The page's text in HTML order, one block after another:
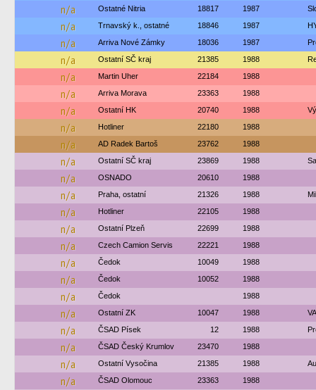
n/a Ostatné Nitria 18817 1987
n/a Trnavský k., ostatné 18846 1987
n/a Arriva Nové Zámky 18036 1987
n/a Ostatní SČ kraj 21385 1988
n/a Martin Uher 22184 1988
n/a Arriva Morava 23363 1988
n/a Ostatní HK 20740 1988
n/a Hotliner 22180 1988
n/a AD Radek Bartoš 23762 1988
n/a Ostatní SČ kraj 23869 1988
n/a OSNADO 20610 1988
n/a Praha, ostatní 21326 1988
n/a Hotliner 22105 1988
n/a Ostatní Plzeň 22699 1988
n/a Czech Camion Servis 22221 1988
n/a Čedok 10049 1988
n/a Čedok 10052 1988
n/a Čedok 1988
n/a Ostatní ZK 10047 1988
n/a ČSAD Písek 12 1988
n/a ČSAD Český Krumlov 23470 1988
n/a Ostatní Vysočina 21385 1988
n/a ČSAD Olomouc 23363 1988